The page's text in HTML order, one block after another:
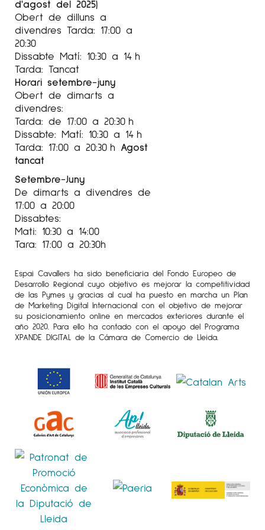
2001
Galería Sussany. Vic. Barcelona, Spain.
Galeria de la Riba, Cadaqués. Girona, Spain.
EXPOSICIONS COL·LECTIVES
2020
“Art Madrid” Art Fair, 3 Punts Galeria. Madrid,
Spain.
2019
“Estampa” Art Fair, 3 Punts Galeria. Madrid,
Spain.
“Invited by: Part One” Collective Exhibition.
Galerie Robert Drees, Hannover, Germany.
Amsterdam, Netherlands.
“Art Madrid” Art Fair, 3 Punts Galeria. Madrid,
Spain.
2018
Spain.
“Art Marbella” Art Fair, 3 Punts Galeria.
“Art Madrid” Art Fair, 3 Punts Galeria. Madrid,
Spain.
“AAF Milano” Art Fair, 3 Punts Galeria. Milano,
Italy.
“KuntRai Amsterdam” Art Fair, 3 Punts Galeria.
Amsterdam, Netherlands.
d'agost del 2025)
Obert de dilluns a
divendres Tarda: 17:00 a
20:30
Dissabte Matí: 10:30 a 14 h
Tarda: Tancat
Horari setembre-juny
Obert de dimarts a
divendres:
Tarda: de 17:00 a 20:30 h
Dissabte: Matí: 10:30 a 14 h
Tarda: 17:00 a 20:30 h Agost
tancat
Setembre-Juny
De dimarts a divendres de
17:00 a 20:00
Dissabtes:
Mati: 10:30 a 14:00
Tara: 17:00 a 20:30h
Espai Cavallers ha sido beneficiaria del Fondo Europeo de
Desarrollo Regional cuyo objetivo es mejorar la competitividad
de las Pymes y gracias al cual ha puesto en marcha un Plan
de Marketing Digital Internacional con el objetivo de mejorar
su posicionamiento online en mercados exteriores durante el
año 2020. Para ello ha contado con el apoyo del Programa
XPANDE DIGITAL de la Cámara de Comercio de Lleida.